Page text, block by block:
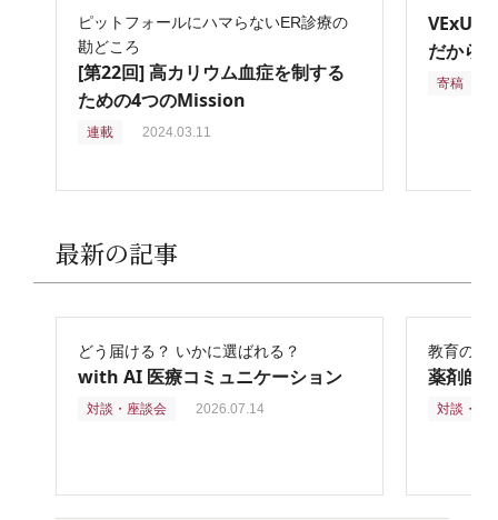
ピットフォールにハマらないER診療の
勘どころ
[第22回] 高カリウム血症を制する
ための4つのMission
連載 2024.03.11
VExUS
だから
寄稿
最新の記事
どう届ける？ いかに選ばれる？
with AI 医療コミュニケーション
対談・座談会 2026.07.14
教育の再
薬剤師
対談・座